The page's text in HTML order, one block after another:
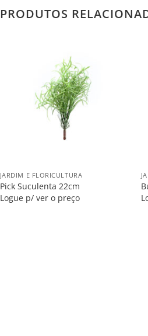
PRODUTOS
JARDIM E FLORICULTURA
Pick Suculenta 22cm
Logue p/ ver o preço